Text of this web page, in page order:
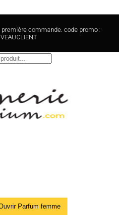
première commande. code promo :
Parfum femme